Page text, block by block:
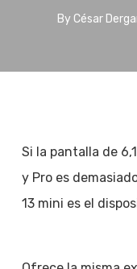
By César
Si la pantalla de
y Pro es
13 mini es el